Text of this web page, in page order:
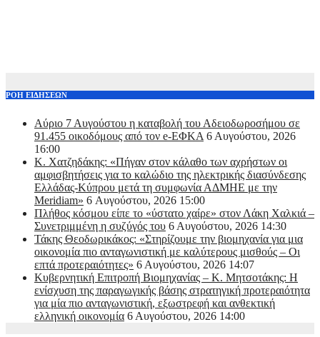
ΡΟΗ ΕΙΔΗΣΕΩΝ
Αύριο 7 Αυγούστου η καταβολή του Αδειοδωροσήμου σε
91.455 οικοδόμους από τον e-ΕΦΚΑ 6 Αυγούστου, 2026
16:00
Κ. Χατζηδάκης: «Πήγαν στον κάλαθο των αχρήστων οι
αμφισβητήσεις για το καλώδιο της ηλεκτρικής διασύνδεσης
Ελλάδας-Κύπρου μετά τη συμφωνία ΑΔΜΗΕ με την
Meridiam» 6 Αυγούστου, 2026 15:00
Πλήθος κόσμου είπε το «ύστατο χαίρε» στον Λάκη Χαλκιά –
Συνετριμμένη η συζύγός του 6 Αυγούστου, 2026 14:30
Τάκης Θεοδωρικάκος: «Στηρίζουμε την βιομηχανία για μια
οικονομία πιο ανταγωνιστική με καλύτερους μισθούς – Οι
επτά προτεραιότητες» 6 Αυγούστου, 2026 14:07
Κυβερνητική Επιτροπή Βιομηχανίας – Κ. Μητσοτάκης: Η
ενίσχυση της παραγωγικής βάσης στρατηγική προτεραιότητα
για μία πιο ανταγωνιστική, εξωστρεφή και ανθεκτική
ελληνική οικονομία 6 Αυγούστου, 2026 14:00